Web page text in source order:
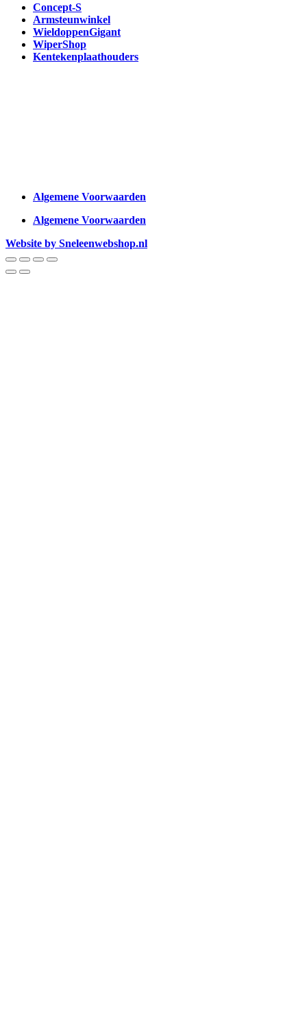
Concept-S
Armsteunwinkel
WieldoppenGigant
WiperShop
Kentekenplaathouders
Algemene Voorwaarden
Algemene Voorwaarden
Website by Sneleenwebshop.nl